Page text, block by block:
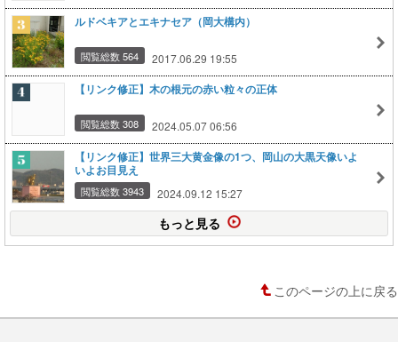
ルドベキアとエキナセア（岡大構内）
閲覧総数 564 2017.06.29 19:55
【リンク修正】木の根元の赤い粒々の正体
閲覧総数 308 2024.05.07 06:56
【リンク修正】世界三大黄金像の1つ、岡山の大黒天像いよ
いよお目見え
閲覧総数 3943 2024.09.12 15:27
もっと見る
このページの上に戻る